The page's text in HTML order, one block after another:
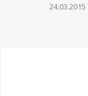
24.03.2015